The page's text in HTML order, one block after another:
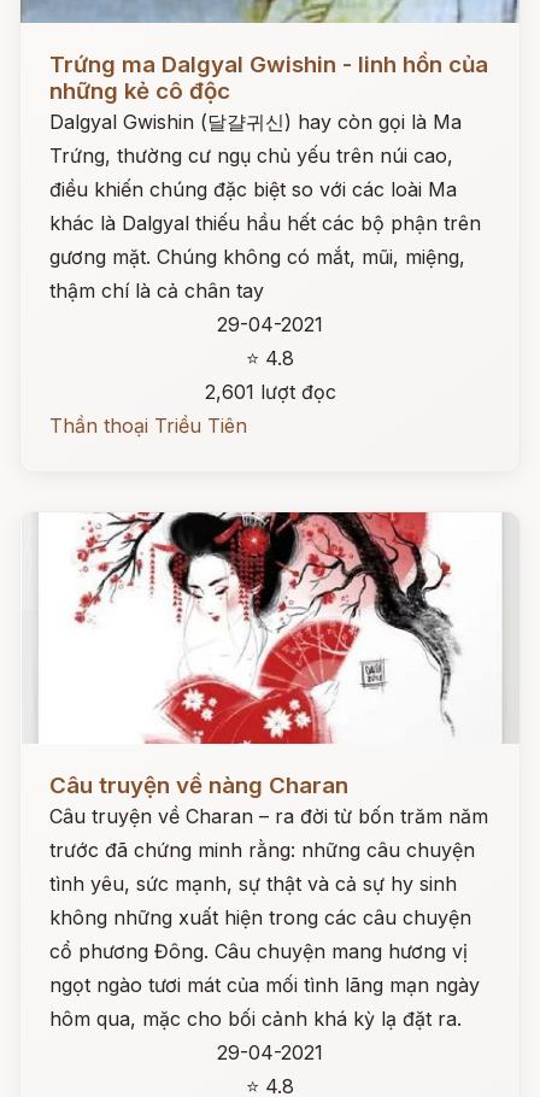
Trứng ma Dalgyal Gwishin - linh hồn của
những kẻ cô độc
Dalgyal Gwishin (달걀귀신) hay còn gọi là Ma
Trứng, thường cư ngụ chủ yếu trên núi cao,
điều khiến chúng đặc biệt so với các loài Ma
khác là Dalgyal thiếu hầu hết các bộ phận trên
gương mặt. Chúng không có mắt, mũi, miệng,
thậm chí là cả chân tay
29-04-2021
⭐ 4.8
2,601 lượt đọc
Thần thoại Triều Tiên
Câu truyện về nàng Charan
Câu truyện về Charan – ra đời từ bốn trăm năm
trước đã chứng minh rằng: những câu chuyện
tình yêu, sức mạnh, sự thật và cả sự hy sinh
không những xuất hiện trong các câu chuyện
cổ phương Đông. Câu chuyện mang hương vị
ngọt ngào tươi mát của mối tình lãng mạn ngày
hôm qua, mặc cho bối cảnh khá kỳ lạ đặt ra.
29-04-2021
⭐ 4.8